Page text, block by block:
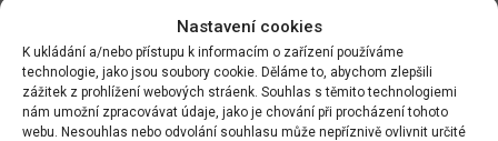
Nastavení cookies
K ukládání a/nebo přístupu k informacím o zařízení používáme
technologie, jako jsou soubory cookie. Děláme to, abychom zlepšili
zážitek z prohlížení webových stráenk. Souhlas s těmito technologiemi
nám umožní zpracovávat údaje, jako je chování při procházení tohoto
webu. Nesouhlas nebo odvolání souhlasu může nepříznivě ovlivnit určité
africká okurka 10s 2257
DO KOŠÍKU
44.00Kč
Edamame - Chiba Green
10g 3972
DO KOŠÍKU
52.00Kč